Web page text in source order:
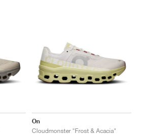
On
Cloudmonster "Frost & Acacia"